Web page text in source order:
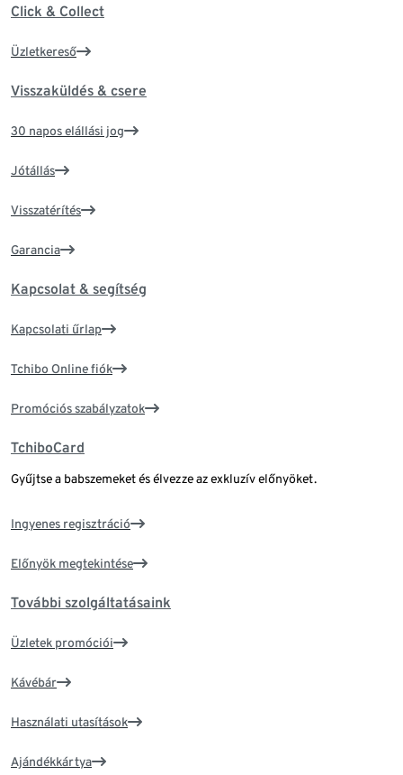
Click & Collect
Üzletkereső
Visszaküldés & csere
30 napos elállási jog
Jótállás
Visszatérítés
Garancia
Kapcsolat & segítség
Kapcsolati űrlap
Tchibo Online fiók
Promóciós szabályzatok
TchiboCard
Gyűjtse a babszemeket és élvezze az exkluzív előnyöket.
Ingyenes regisztráció
Előnyök megtekintése
További szolgáltatásaink
Üzletek promóciói
Kávébár
Használati utasítások
Ajándékkártya